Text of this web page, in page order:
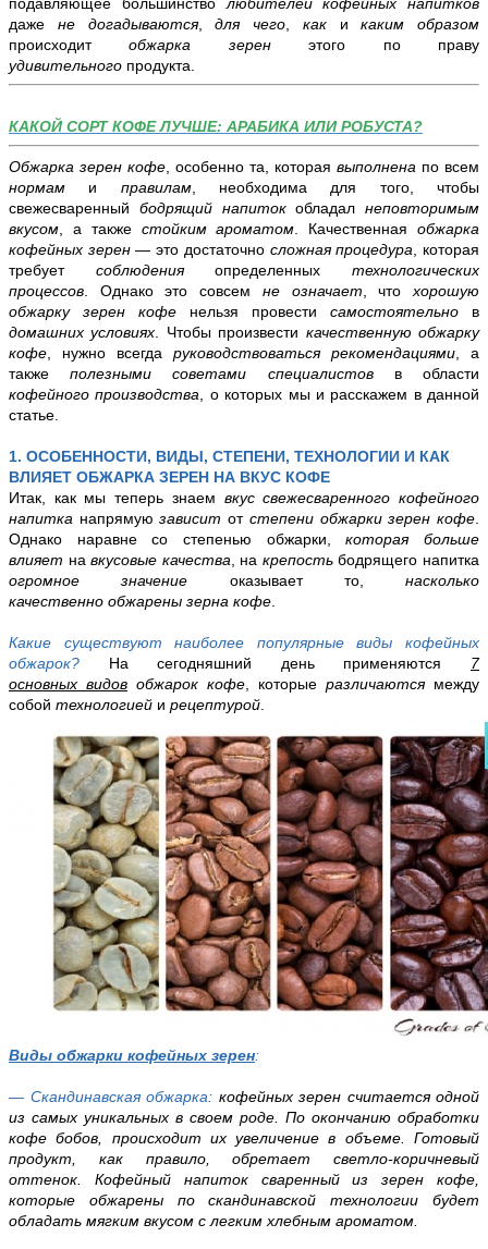
даже не догадываются,для чего как икаким образом
происходитобжарка зеренэтого по праву
удивительного продукта.
КАКОЙ СОРТ КОФЕ ЛУЧШЕ: АРАБИКА ИЛИ РОБУСТА?
Обжарка зерен кофе , особенно та, которая выполнена по всем
нормам и правилам, необходима для того, чтобы
свежесваренный бодрящий напитокобладал неповторимым
вкусом , а также стойким ароматом . Качественнаяобжарка
кофейных зерен— это достаточно сложная процедура , которая
требует соблюденияопределенныхтехнологических
процессов . Однако это совсем не означает , чтохорошую
обжарку зерен кофе нельзя провести самостоятельно в
домашних условиях . Чтобы произвести качественную обжарку
кофе , нужно всегда руководствоваться рекомендациями , а
такжеполезными советами специалистовв области
кофейного производства , о которых мы и расскажем в данной
статье.
1. ОСОБЕННОСТИ, ВИДЫ, СТЕПЕНИ, ТЕХНОЛОГИИ И КАК
ВЛИЯЕТ ОБЖАРКА ЗЕРЕН НА ВКУС КОФЕ
Итак, как мы теперь знаем вкус свежесваренного кофейного
напитка напрямуюзависитот степени обжарки зерен кофе
Однако наравне со степенью обжарки,которая больше
влияет навкусовые качества , на крепостьбодрящего напитка
огромноезначение оказывает то, насколько
качественно обжарены зерна кофе
Какие существуют наиболее популярные виды кофейных
обжарок? На сегодняшний день применяются 7
основных видов обжарок кофе , которые различаются между
собой технологией и рецептурой
Виды обжарки кофейных зерен:
— Скандинавская обжарка: кофейных зерен считается одной
из самых уникальных в своем роде. По окончанию обработки
кофе бобов, происходит их увеличение в объеме. Готовый
продукт, как правило, обретает светло-коричневый
оттенок. Кофейный напиток сваренный из зерен кофе,
которые обжарены по скандинавской технологии будет
обладать мягким вкусом с легким хлебным ароматом.